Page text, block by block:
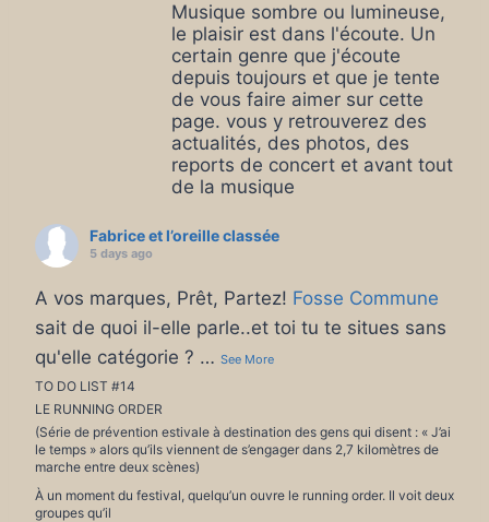
Musique sombre ou lumineuse,
le plaisir est dans l'écoute. Un
certain genre que j'écoute
depuis toujours et que je tente
de vous faire aimer sur cette
page. vous y retrouverez des
actualités, des photos, des
reports de concert et avant tout
de la musique
Fabrice et l’oreille classée
5 days ago
A vos marques, Prêt, Partez! Fosse Commune
sait de quoi il-elle parle..et toi tu te situes sans
qu'elle catégorie ?
TO DO LIST #14
LE RUNNING ORDER
(Série de prévention estivale à destination des gens qui disent : « J’ai
le temps » alors qu’ils viennent de s’engager dans 2,7 kilomètres de
marche entre deux scènes)
À un moment du festival, quelqu’un ouvre le running order. Il voit deux
groupes qu’il
… See More